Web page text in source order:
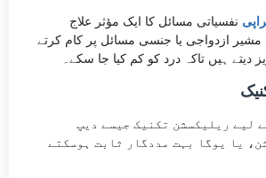
نفسیاتی مسائل کا ایک مؤثر علاج
ازدواجی یا جنسی مسائل پر کام کرتے
دیتے ہیں تاکہ درد کو کم کیا جا سکے۔
لیے ریلیکسشن تکنیک جیسے دیپ
یا یوگا بہت مددگار ثابت ہوسکتے